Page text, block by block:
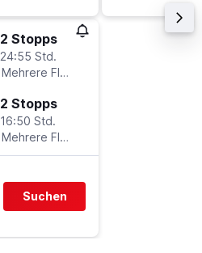
2 Stopps
24:55 Std.
Mehrere Fluglinien
2 Stopps
16:50 Std.
Mehrere Fluglinien
Suchen